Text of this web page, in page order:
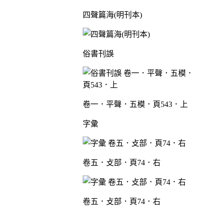
四聲篇海(明刊本)
俗書刊誤
卷一．平聲．五模．頁543．上
字彙
卷五．攴部．頁74．右
卷五．攴部．頁74．右